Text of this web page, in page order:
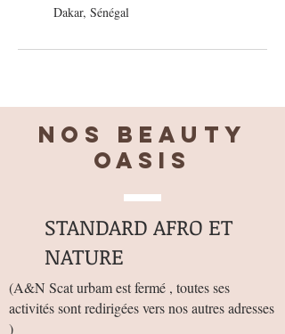
Dakar, Sénégal
Nos BEAUTY
OASIS
STANDARD AFRO ET
NATURE
(A&N Scat urbam est fermé , toutes ses
activités sont redirigées vers nos autres adresses
)